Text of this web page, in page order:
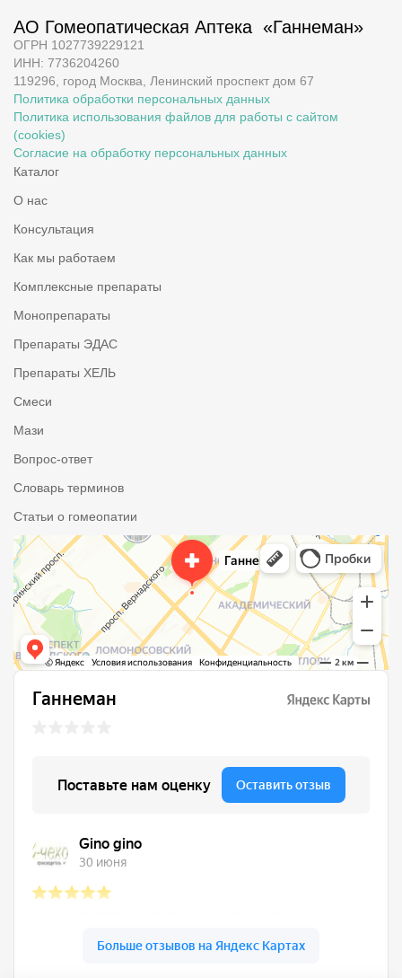
АО Гомеопатическая Аптека «Ганнеман»
ОГРН 1027739229121
ИНН: 7736204260
119296, город Москва, Ленинский проспект дом 67
Политика обработки персональных данных
Политика использования файлов для работы с сайтом
(cookies)
Согласие на обработку персональных данных
Каталог
О нас
Консультация
Как мы работаем
Комплексные препараты
Монопрепараты
Препараты ЭДАС
Препараты ХЕЛЬ
Смеси
Мази
Вопрос-ответ
Словарь терминов
Статьи о гомеопатии